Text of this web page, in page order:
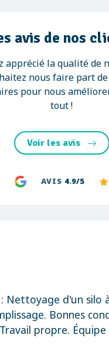
avis de nos
apprécié la qualité de
nous faire part
pour nous
tout !
Voir les avis
AVIS 4.9/5
Nettoyage d'un silo
Bonnes
propre. Équipe